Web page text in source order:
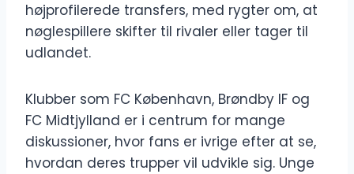
højprofilerede transfers, med rygter om, at
nøglespillere skifter til rivaler eller tager til
udlandet.
Klubber som FC København, Brøndby IF og
FC Midtjylland er i centrum for mange
diskussioner, hvor fans er ivrige efter at se,
hvordan deres trupper vil udvikle sig. Unge